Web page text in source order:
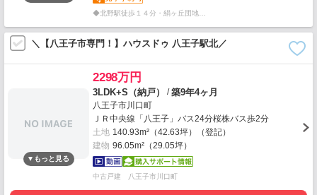
◆北野駅徒歩１４分・絹ヶ丘団地…
＼【八王子市専門！】ハウスドゥ 八王子駅北／
2298万円
3LDK+S（納戸） /築9年4ヶ月
八王子市川口町
ＪＲ中央線「八王子」バス24分桜株バス歩2分
土地 140.93m²（42.63坪）（登記）
建物 96.05m²（29.05坪）
中古戸建 八王子市川口町